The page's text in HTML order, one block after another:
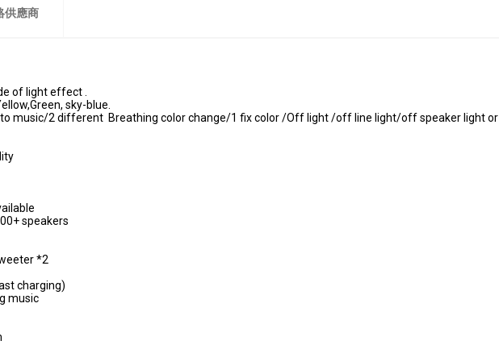
供應商
of light effect .
sky-blue.
music/2 different Breathing color change/1 fix color /Off light /off line light/off speaker light or
speakers
*2
charging)
music